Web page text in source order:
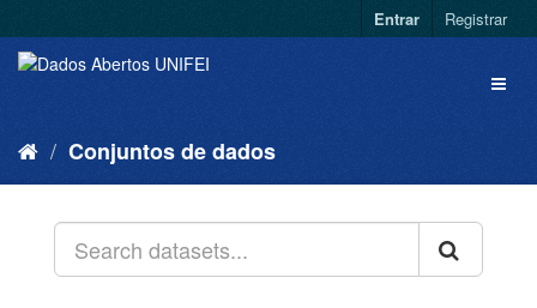
Entrar Registrar
Conjuntos de dados